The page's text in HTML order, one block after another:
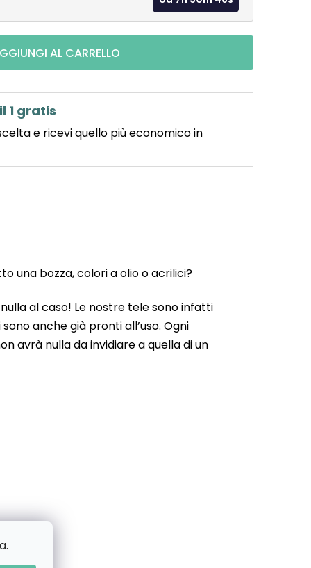
AL CARRELLO
1 gratis
e ricevi quello più economico in
una bozza, colori a olio o acrilici?
al caso! Le nostre tele sono infatti
anche già pronti all’uso. Ogni
avrà nulla da invidiare a quella di un